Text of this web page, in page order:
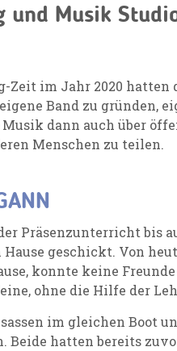
und Musik
Zeit im Jahr 2020 hatten
Band zu gründen,
dann auch über
Menschen zu teilen.
Präsenzunterricht bis
geschickt. Von
konnte keine
ohne die Hilfe der
im gleichen Boot
Beide hatten bereits